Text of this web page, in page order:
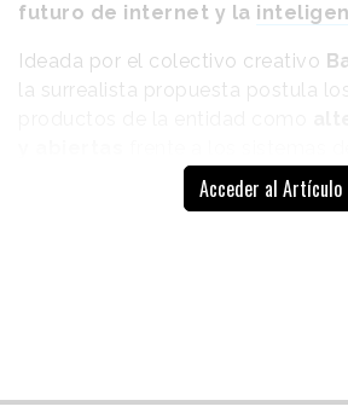
futuro de internet y la
Ideada por el colectivo creativo
la surrealista propuesta postula
denominados "walled gardens" en
convertido tanto internet como la
Acceder al Artículo